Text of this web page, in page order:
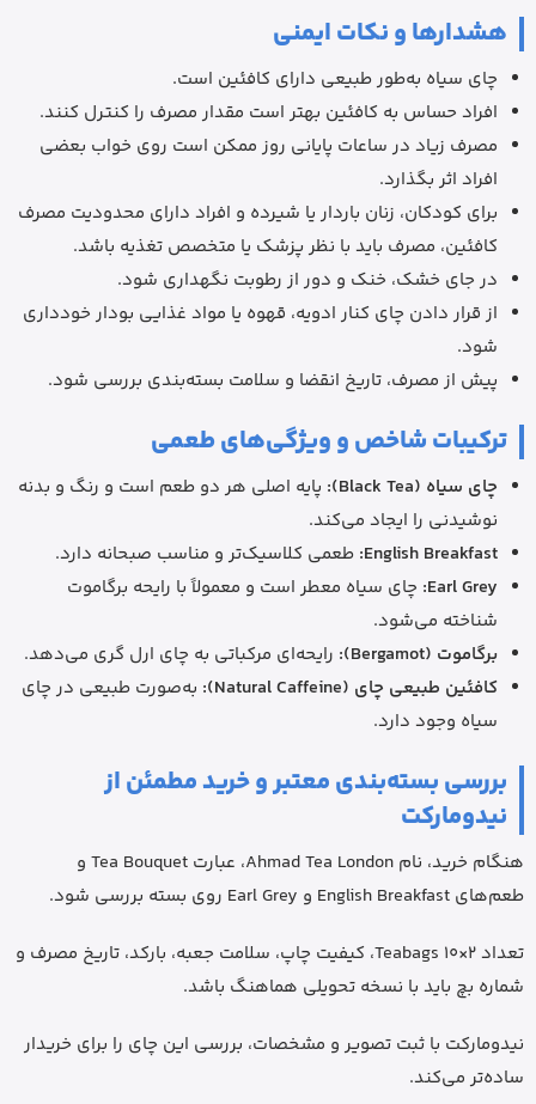
هشدارها و نکات ایمنی
چای سیاه به‌طور طبیعی دارای کافئین است.
افراد حساس به کافئین بهتر است مقدار مصرف را کنترل کنند.
مصرف زیاد در ساعات پایانی روز ممکن است روی خواب بعضی
افراد اثر بگذارد.
برای کودکان، زنان باردار یا شیرده و افراد دارای محدودیت مصرف
کافئین، مصرف باید با نظر پزشک یا متخصص تغذیه باشد.
در جای خشک، خنک و دور از رطوبت نگهداری شود.
از قرار دادن چای کنار ادویه، قهوه یا مواد غذایی بودار خودداری
شود.
پیش از مصرف، تاریخ انقضا و سلامت بسته‌بندی بررسی شود.
ترکیبات شاخص و ویژگی‌های طعمی
چای سیاه (Black Tea):
پایه اصلی هر دو طعم است و رنگ و بدنه
نوشیدنی را ایجاد می‌کند.
English Breakfast: طعمی کلاسیک‌تر و مناسب صبحانه دارد.
Earl Grey: چای سیاه معطر است و معمولاً با رایحه برگاموت
شناخته می‌شود.
برگاموت (Bergamot):
رایحه‌ای مرکباتی به چای ارل گری می‌دهد.
کافئین طبیعی چای (Natural Caffeine):
به‌صورت طبیعی در چای
سیاه وجود دارد.
بررسی بسته‌بندی معتبر و خرید مطمئن از
نیدومارکت
هنگام خرید، نام Ahmad Tea London، عبارت Tea Bouquet و
طعم‌های English Breakfast و Earl Grey روی بسته بررسی شود.
تعداد 2×10 Teabags، کیفیت چاپ، سلامت جعبه، بارکد، تاریخ مصرف و
شماره بچ باید با نسخه تحویلی هماهنگ باشد.
نیدومارکت با ثبت تصویر و مشخصات، بررسی این چای را برای خریدار
ساده‌تر می‌کند.